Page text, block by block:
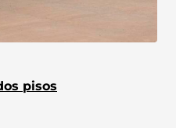
pisos